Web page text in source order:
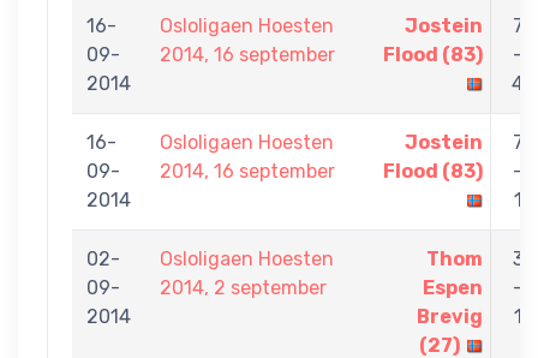
16-
09-
2014
Osloligaen Hoesten
2014, 16 september
Jostein
Flood (83)
7
-
4
16-
09-
2014
Osloligaen Hoesten
2014, 16 september
Jostein
Flood (83)
7
-
1
02-
09-
2014
Osloligaen Hoesten
2014, 2 september
Thom
Espen
Brevig
(27)
3
-
1